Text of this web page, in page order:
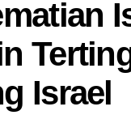
Israel